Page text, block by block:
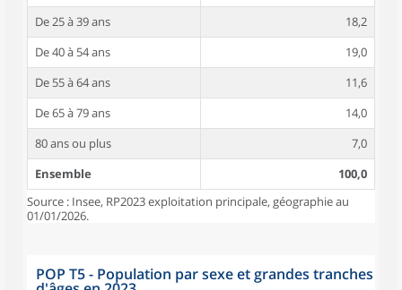
De 25 à 39 ans
18,2
De 40 à 54 ans
19,0
De 55 à 64 ans
11,6
De 65 à 79 ans
14,0
80 ans ou plus
7,0
Ensemble
100,0
Source : Insee, RP2023 exploitation principale, géographie au
01/01/2026.
POP T5 - Population par sexe et grandes tranches